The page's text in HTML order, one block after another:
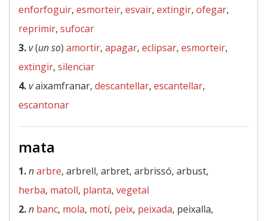
enforfoguir, esmorteir, esvair, extingir, ofegar,
reprimir, sufocar
3.v(un so) amortir, apagar, eclipsar, esmorteir,
extingir, silenciar
4.vaixamfranar, descantellar, escantellar,
escantonar
mata
1.narbre, arbrell, arbret, arbrissó, arbust,
herba, matoll, planta, vegetal
2.n banc, mola, motí, peix, peixada, peixalla,